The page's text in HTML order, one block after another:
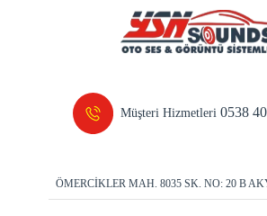
Müşteri Hizmetleri0538
ÖMERCİKLER MAH. 8035 SK. NO: 20 B